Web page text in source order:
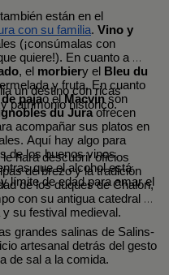
también están en el
con su familia. Vino y
(¡consúmalas con
quiere!). En cuanto a
, el morbiery el
Bleu du
y fruta. En cuanto
pajao el Macvin son
du Jura ofrecen
acompañar sus platos en
Aquí hay algo para
de los buenos vinos,
que el alcohol está
límite de edad para amar el
un destino con ricas
patrimonio histórico.
hará descubrir oficios
de brezo y la tradición
de los duques de Chalon,
con su antigua catedral
grandes salinas de Salins-
artesanal detrás del gesto